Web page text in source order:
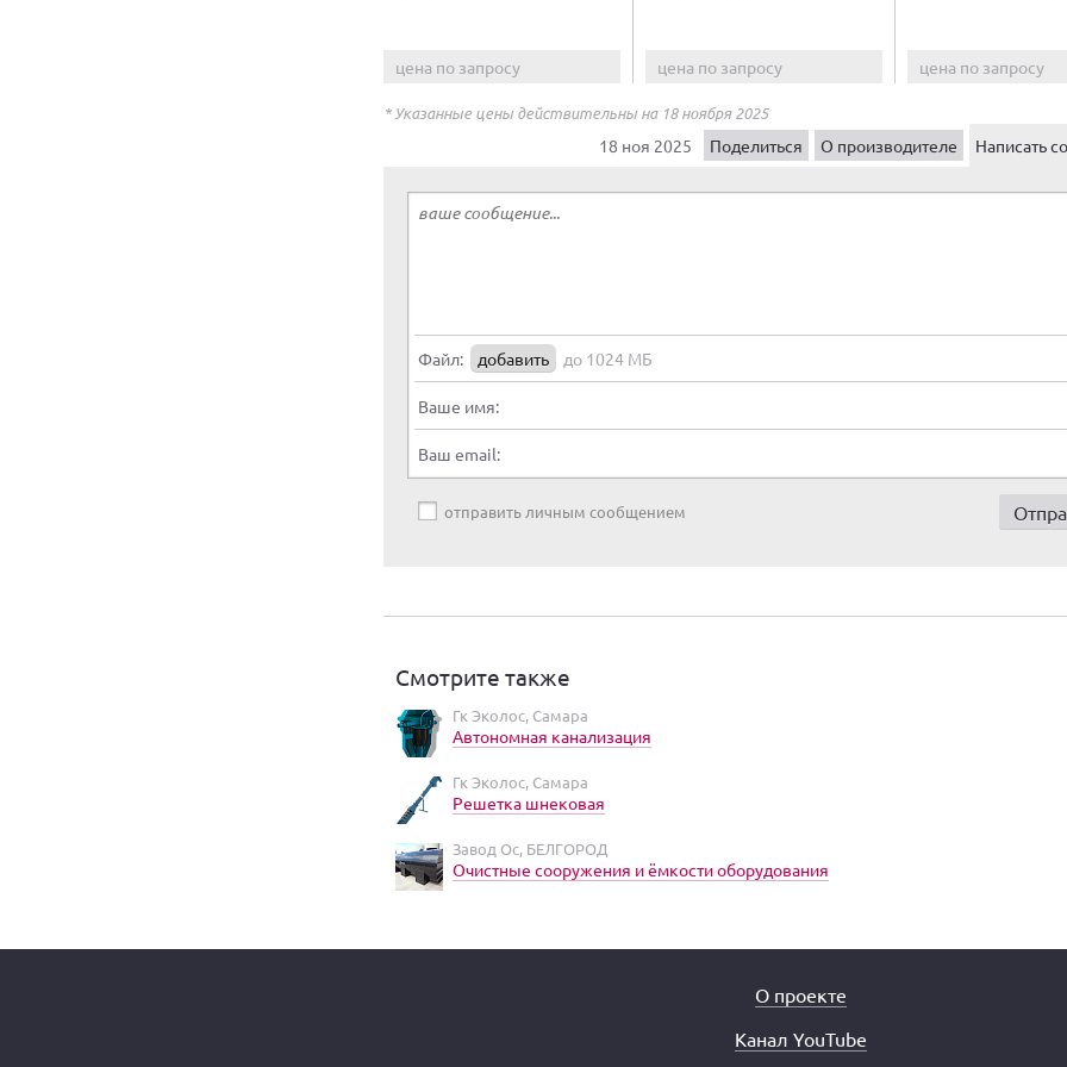
цена по запросу цена по запросу цена по запросу
* Указанные цены действительны на 18 ноября 2025
18 ноя 2025
Поделиться О производителе Написать
Файл: добавить до 1024 МБ
Ваше имя:
Ваш email:
отправить личным сообщением
Смотрите также
Гк Эколос, Самара
Автономная канализация
Гк Эколос, Самара
Решетка шнековая
Завод Ос, БЕЛГОРОД
Очистные сооружения и ёмкости оборудования
О проекте
Канал YouTube